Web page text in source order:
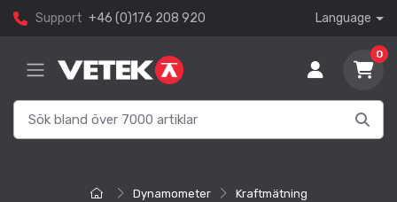
Support +46 (0)176 208 920 Language
0
Dynamometer Kraftmätning